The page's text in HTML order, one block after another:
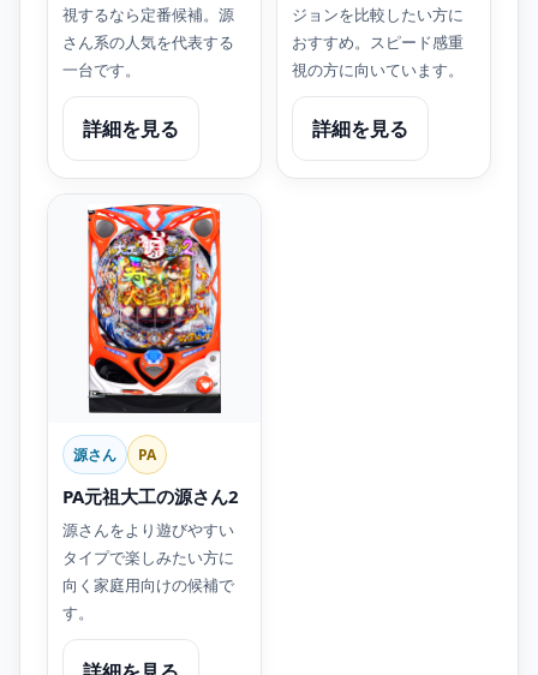
視するなら定番候補。源
さん系の人気を代表する
一台です。
詳細を見る
ジョンを比較したい方に
おすすめ。スピード感重
視の方に向いています。
詳細を見る
源さん PA
PA元祖大工の源さん2
源さんをより遊びやすい
タイプで楽しみたい方に
向く家庭用向けの候補で
す。